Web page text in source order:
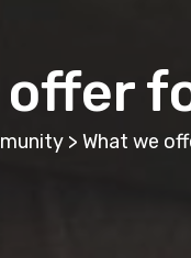
offer
>What we